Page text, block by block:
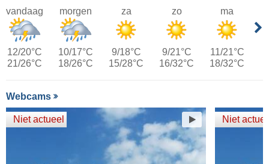
vandaag
12/20°C
21/26°C
morgen
10/17°C
18/26°C
za
9/18°C
15/28°C
zo
9/21°C
16/32°C
ma
11/21°C
18/32°C
Webcams
Niet actueel Niet